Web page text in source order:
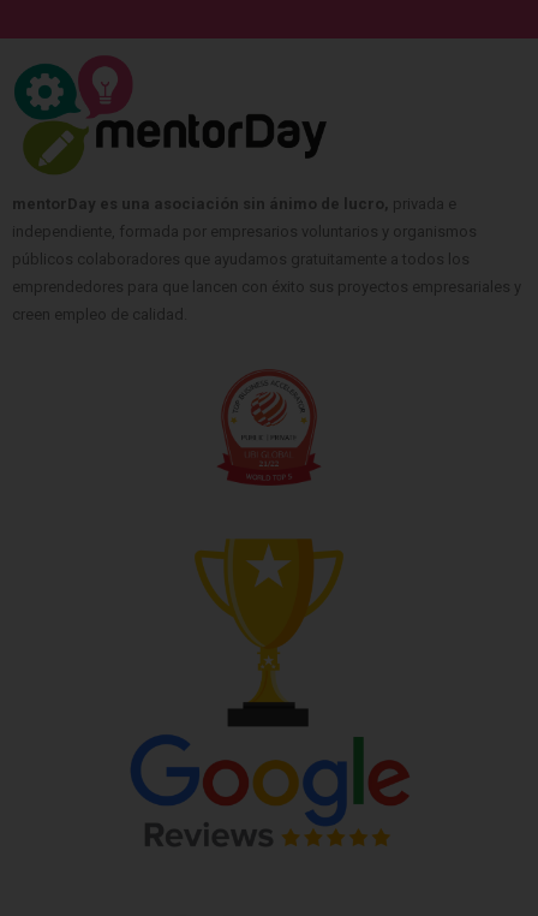
mentorDay es una asociación sin ánimo de lucro,
independiente, formada por empresarios voluntarios y organismos
públicos colaboradores que ayudamos gratuitamente a todos los
emprendedores para que lancen con éxito sus proyectos empresariales y
creen empleo de calidad.